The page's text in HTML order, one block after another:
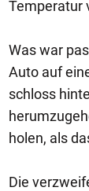
Temperatur
Was war
Auto auf
schloss
holen, als
Die